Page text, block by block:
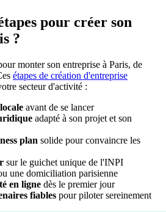
pour créer son
?
monter son entreprise à Paris, de
étapes de création d'entreprise
secteur d'activité :
avant de se lancer
adapté à son projet et son
plan solide pour convaincre les
sur le guichet unique de l'INPI
une domiciliation parisienne
en ligne dès le premier jour
fiables pour piloter sereinement